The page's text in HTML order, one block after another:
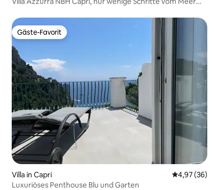
Gäste-Favorit
Gäste-Favorit
Villa in Capri
4,97 (36)
Luxuriöses Penthouse Blu und Garten